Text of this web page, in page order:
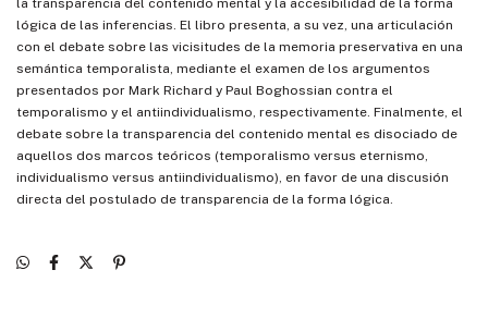
la transparencia del contenido mental y la accesibilidad de la forma
lógica de las inferencias. El libro presenta, a su vez, una articulación
con el debate sobre las vicisitudes de la memoria preservativa en una
semántica temporalista, mediante el examen de los argumentos
presentados por Mark Richard y Paul Boghossian contra el
temporalismo y el antiindividualismo, respectivamente. Finalmente, el
debate sobre la transparencia del contenido mental es disociado de
aquellos dos marcos teóricos (temporalismo versus eternismo,
individualismo versus antiindividualismo), en favor de una discusión
directa del postulado de transparencia de la forma lógica.